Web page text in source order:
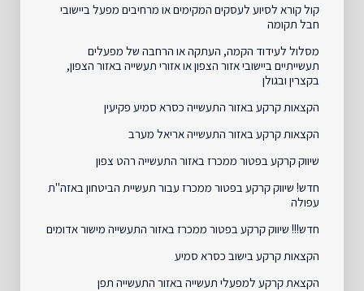
קול קורא לסיוע לעסקים המקימים או מרחיבים מפעל ביישובי
חבל תקומה
מסלול לעידוד הקמה, העתקה או הרחבה של מפעלים
תעשייתיים ביישובי אזור הצפון או אזורי תעשייה באזור הצפון,
בקצרין ובגולן
הקצאות קרקע באזור התעשייה כסרא סמיע פקיעין
הקצאות קרקע באזור התעשייה אריאל מערב
שיווק קרקע בפטור ממכרז באזור התעשייה רהט צפון
חדש! שיווק קרקע בפטור ממכרז עבור תעשיית הביטחון באזה"ת
עפולה
חדש!!! שיווק קרקע בפטור ממכרז באזור התעשייה מישור אדומים
הקצאות קרקע בישוב כסרא סמיע
הקצאת קרקע למפעלי תעשייה באזור התעשייה תפן